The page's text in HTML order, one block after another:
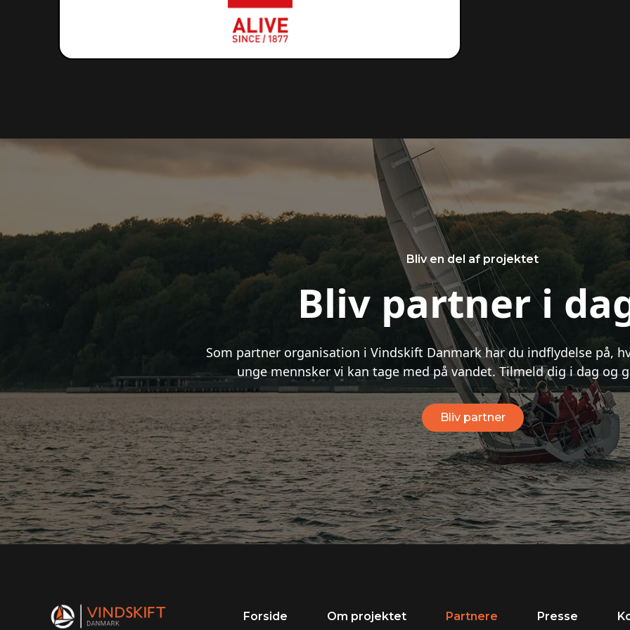
Bliv en del af projektet
Bliv partner i
Som partner organisation i Vindskift Danmark har du indflydelse på,
unge mennsker vi kan tage med på vandet. Tilmeld dig i dag og
Bliv partner
Forside Om projektet Partnere Presse